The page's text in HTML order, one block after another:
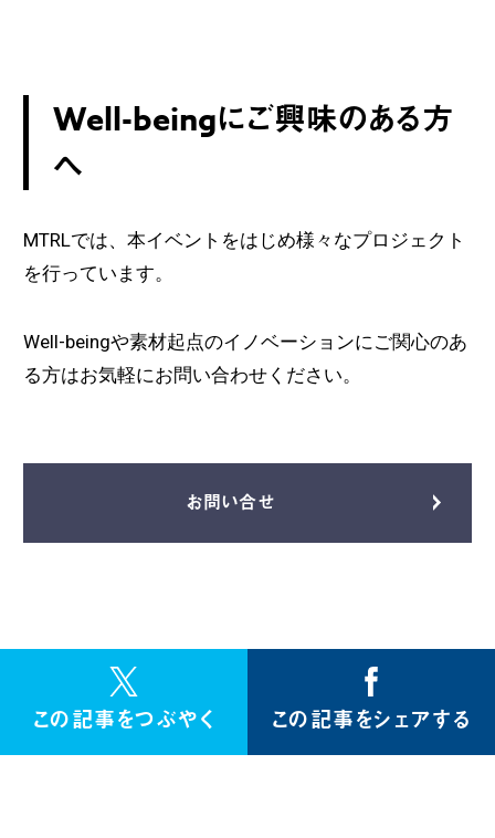
Well-beingにご興味のある方
へ
MTRLでは、本イベントをはじめ様々なプロジェクト
を行っています。
Well-beingや素材起点のイノベーションにご関心のあ
る方はお気軽にお問い合わせください。
お問い合せ
この記事をつぶやく この記事をシェアする